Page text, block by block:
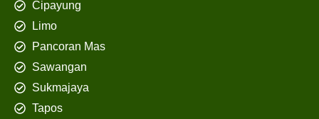
Cipayung
Limo
Pancoran Mas
Sawangan
Sukmajaya
Tapos